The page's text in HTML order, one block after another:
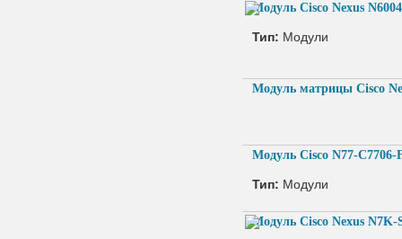
Модуль Cisco Nexus
Тип: Модули
Модуль матрицы Cisco
Модуль Cisco N77-C7706-
Тип: Модули
Модуль Cisco Nexus N7K-